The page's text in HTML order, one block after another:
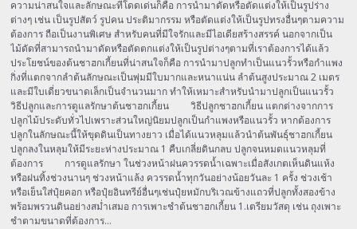
ความน่าสนใจและลักษณะที่โดดเด่นก็คือ การนำมาดัดหรือตัดแต่งให้เป็นรูปร่าง
ต่างๆ เช่น เป็นรูปสัตว์ รูปคน ประติมากรรม หรือตัดแต่งให้เป็นรูปทรงอื่นๆตามความ
ต้องการ ถือเป็นงานพิเศษ สำหรับคนที่มีใจรักและมีไอเดียสร้างสรรค์ นอกจากเป็น
ไม้ดัดที่สามารถนำมาดัดหรือตัดตกแต่งให้เป็นรูปต่างๆตามที่เราต้องการได้แล้ว
ประโยชน์ของต้นชาฮกเกี้ยนที่น่าสนใจก็คือ การนำมาปลูกทำเป็นแนวรั้วหรือกำแพง
กิ่งที่แตกจากลำต้นลักษณะเป็นพุ่มมีใบมากและหนาแน่น ลำต้นสูงประมาณ 2 เมตร
และมีใบเดี่ยวขนาดเล็กเป็นจำนวนมาก ทำให้เหมาะสำหรับนำมาปลูกเป็นแนวรั้ว
วิธีปลูกและการดูแลรักษาต้นชาฮกเกี้ยน วิธีปลูกชาฮกเกี้ยน แตกต่างจากการ
ปลูกไม้ประดับทั่วไปเพราะส่วนใหญ่นิยมปลูกเป็นกำแพงหรือแนวรั้ว หากต้องการ
ปลูกในลักษณะนี้ให้ขุดดินเป็นทางยาว เมื่อได้แนวหลุมแล้วนำต้นพันธุ์ชาฮกเกี้ยน
ปลูกลงในหลุมให้มีระยะห่างประมาณ 1 คืบเกลี่ยดินกลบ ปลูกจนหมดแนวหลุมที่
ต้องการ การดูแลรักษา ในช่วงหน้าฝนควรรดน้ำเฉพาะเมื่อสังเกตเห็นดินแห้ง
หรือฝนทิ้งช่วงนานๆ ช่วงหน้าแล้ง ควรรดน้ำทุกวันอย่างน้อยวันละ 1 ครั้ง ช่วงเช้า
หรือเย็นใส่ปุ๋ยคอก หรือปุ๋ยอินทรีย์อื่นๆเช่นปุ๋ยหมักบริเวณข้างแถวที่ปลูกทั้งสองข้าง
พร้อมพรวนดินอย่างสม่ำเสมอ การเพาะชำต้นชาฮกเกี้ยน 1.เตรียมวัสดุ เช่น ถุงเพาะ
ชำตามขนาดที่ต้องการ…